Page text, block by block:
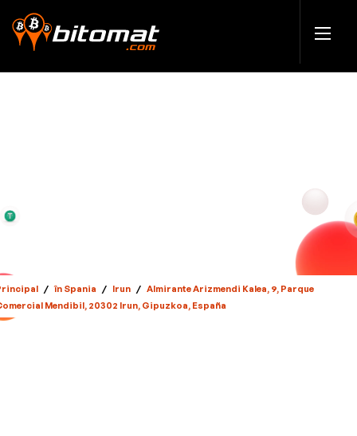
/ în Spania / Irun / Almirante Arizmendi Kalea, 9, Parque
Mendibil, 20302 Irun, Gipuzkoa, España